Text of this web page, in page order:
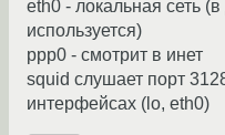
eth0 - локальная сеть
используется)
ppp0 - смотрит в инет
squid слушает порт
интерфейсах (lo, eth0)